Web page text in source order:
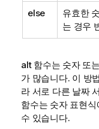
else
유효한
는 경우
alt 함수는 숫자 또
가 많습니다. 이 방
라 서로 다른 날짜
함수는 숫자 표현식
수 있습니다.